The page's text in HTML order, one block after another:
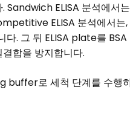
Sandwich ELISA 분석에서는
ELISA 분석에서는,
. 그 뒤 ELISA plate를 BSA
합을 방지합니다.
buffer로 세척 단계를 수행